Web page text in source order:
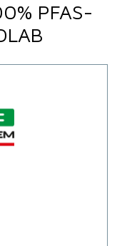
PFAS-